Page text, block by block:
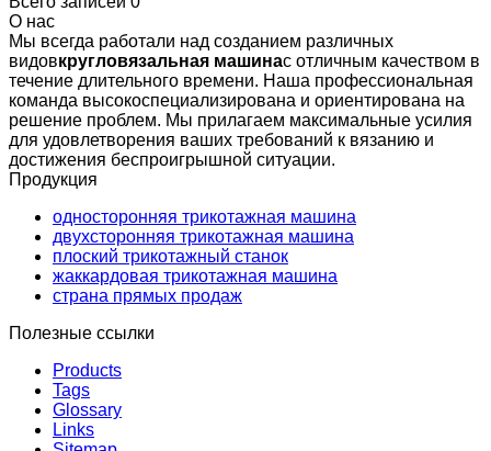
О нас
Мы всегда работали над созданием различных
видовкругловязальная машинас отличным качеством в
течение длительного времени. Наша профессиональная
команда высокоспециализирована и ориентирована на
решение проблем. Мы прилагаем максимальные усилия
для удовлетворения ваших требований к вязанию и
достижения беспроигрышной ситуации.
Продукция
односторонняя трикотажная машина
двухсторонняя трикотажная машина
плоский трикотажный станок
жаккардовая трикотажная машина
страна прямых продаж
Полезные ссылки
Products
Tags
Glossary
Links